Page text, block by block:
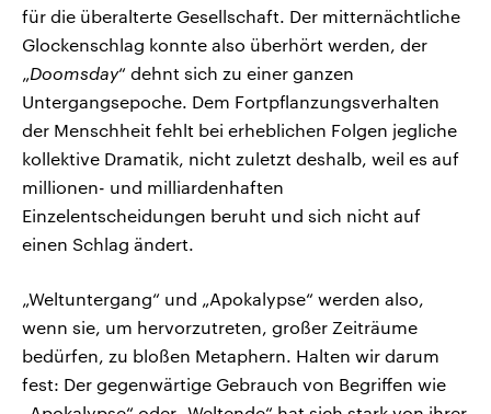
für die überalterte Gesellschaft. Der mitternächtliche
Glockenschlag konnte also überhört werden, der
„Doomsday“ dehnt sich zu einer ganzen
Untergangsepoche. Dem Fortpflanzungsverhalten
der Menschheit fehlt bei erheblichen Folgen jegliche
kollektive Dramatik, nicht zuletzt deshalb, weil es auf
millionen- und milliardenhaften
Einzelentscheidungen beruht und sich nicht auf
einen Schlag ändert.
„Weltuntergang“ und „Apokalypse“ werden also,
wenn sie, um hervorzutreten, großer Zeiträume
bedürfen, zu bloßen Metaphern. Halten wir darum
fest: Der gegenwärtige Gebrauch von Begriffen wie